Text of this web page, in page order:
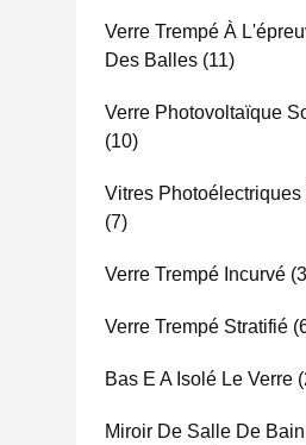
Verre Trempé À
Des Balles (11)
Verre Photovoltaïque
(10)
Vitres Photoélectriques
(7)
Verre Trempé Incurvé
Verre Trempé Stratifié
Bas E A Isolé Le Verre
Miroir De Salle De